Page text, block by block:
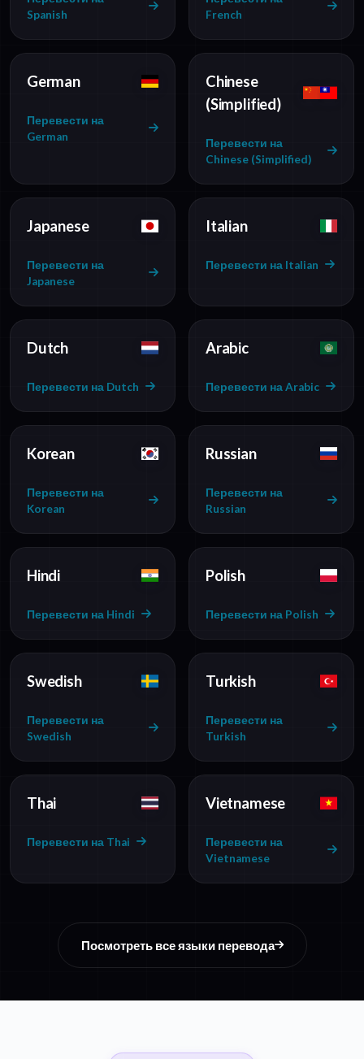
Spanish
French
German
Перевести на
German
Chinese
(Simplified)
Перевести на
Chinese (Simplified)
Japanese
Перевести на
Japanese
Italian
Перевести на Italian
Dutch
Перевести на Dutch
Arabic
Перевести на Arabic
Korean
Перевести на
Korean
Russian
Перевести на
Russian
Hindi
Перевести на Hindi
Polish
Перевести на Polish
Swedish
Перевести на
Swedish
Turkish
Перевести на
Turkish
Thai
Перевести на Thai
Vietnamese
Перевести на
Vietnamese
Посмотреть все языки перевода